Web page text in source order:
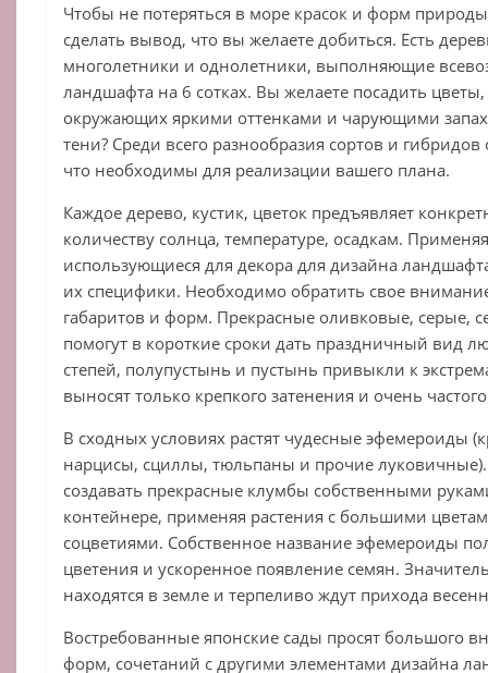
Чтобы не потеряться в море красок и форм
сделать вывод, что вы желаете добиться. Есть
многолетники и однолетники, выполняющие
ландшафта на 6 сотках. Вы желаете посадить
окружающих яркими оттенками и чарующими
тени? Среди всего разнообразия сортов и
что необходимы для реализации вашего плана.
Каждое дерево, кустик, цветок предъявляет
количеству солнца, температуре, осадкам.
использующиеся для декора для дизайна
их специфики. Необходимо обратить свое
габаритов и форм. Прекрасные оливковые, серые,
помогут в короткие сроки дать праздничный вид
степей, полупустынь и пустынь привыкли к
выносят только крепкого затенения и очень
В сходных условиях растят чудесные эфемероиды
нарцисы, сциллы, тюльпаны и прочие луковичные).
создавать прекрасные клумбы собственными
контейнере, применяя растения с большими
соцветиями. Собственное название эфемероиды
цветения и ускоренное появление семян.
находятся в земле и терпеливо ждут прихода
Востребованные японские сады просят большого
форм, сочетаний с другими элементами дизайна